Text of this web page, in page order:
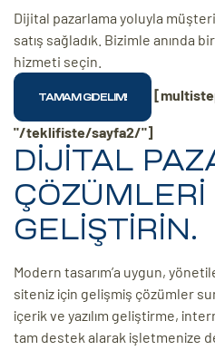
Dijital pazarlama yoluyla
satış sağladık. Bizimle anında
hizmeti seçin.
"/teklifiste/sayfa2/"]
DİJİTAL
ÇÖZÜMLERİ
GELİŞTİRİN.
Modern tasarım’a uygun,
siteniz için gelişmiş çözümler
içerik ve yazılım geliştirme,
tam destek alarak işletmenize